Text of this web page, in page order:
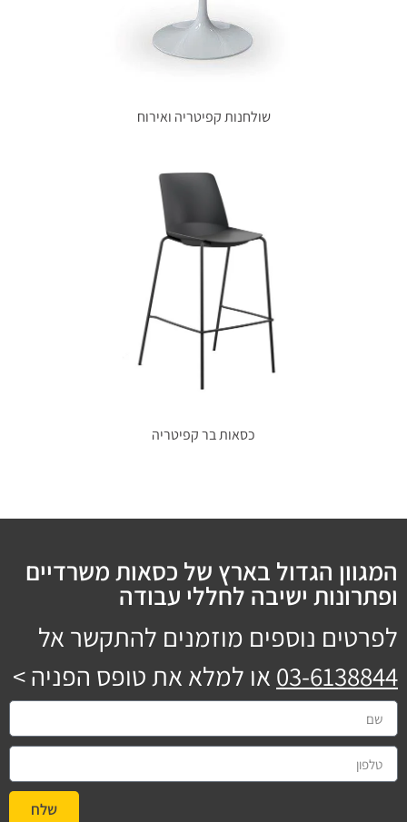
שולחנות קפיטריה ואירוח
כסאות בר קפיטריה
המגוון הגדול בארץ של כסאות משרדיים
ופתרונות ישיבה לחללי עבודה
לפרטים נוספים מוזמנים להתקשר אל
03-6138844 או למלא את טופס הפניה >
שלח